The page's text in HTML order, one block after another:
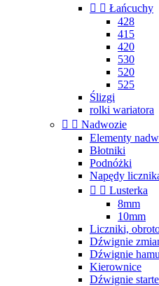
  Łańcuchy
428
415
420
530
520
525
Ślizgi
rolki wariatora
  Nadwozie
Elementy
Błotniki
Podnóżki
Napędy
  Lusterka
8mm
10mm
Liczniki,
Dźwignie
Dźwignie
Kierownice
Dźwignie